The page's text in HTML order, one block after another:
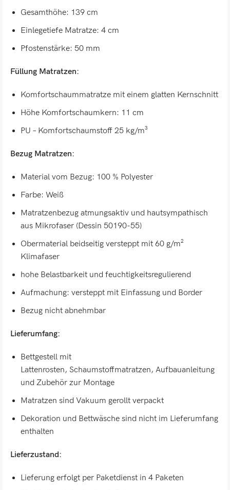
Gesamthöhe: 139 cm
Einlegetiefe Matratze: 4 cm
Pfostenstärke: 50 mm
Füllung Matratzen:
Komfortschaummatratze mit einem glatten Kernschnitt
Höhe Komfortschaumkern: 11 cm
PU – Komfortschaumstoff 25 kg/m³
Bezug Matratzen:
Material vom Bezug: 100 % Polyester
Farbe: Weiß
Matratzenbezug atmungsaktiv und hautsympathisch
aus Mikrofaser (Dessin 50190-55)
Obermaterial beidseitig versteppt mit 60 g/m²
Klimafaser
hohe Belastbarkeit und feuchtigkeitsregulierend
Aufmachung: versteppt mit Einfassung und Border
Bezug nicht abnehmbar
Lieferumfang:
Bettgestell mit
Lattenrosten, Schaumstoffmatratzen, Aufbauanleitung
und Zubehör zur Montage
Matratzen sind Vakuum gerollt verpackt
Dekoration und Bettwäsche sind nicht im Lieferumfang
enthalten
Lieferzustand:
Lieferung erfolgt per Paketdienst in 4 Paketen